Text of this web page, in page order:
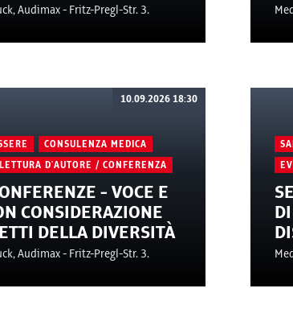
Audimax - Fritz-Pregl-Str. 3.
CONSULENZA MEDICA
LETTURA D'AUTORE / CONFERENZA
- VOCE E
CONSIDERAZIONE
DELLA DIVERSITÀ
Audimax - Fritz-Pregl-Str. 3.
10.09.2026 18:30